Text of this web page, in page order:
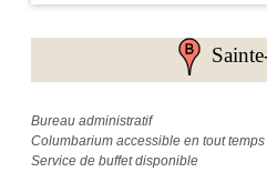
Bureau administratif
Columbarium accessible en tout temps
Service de buffet disponible